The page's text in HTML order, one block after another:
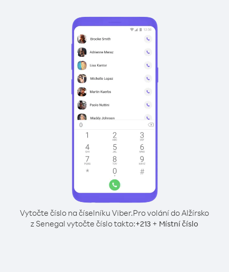
Vytočte číslo na číselníku Viber.Pro volání do Alžírsko
z Senegal vytočte číslo takto:+213 + Místní číslo